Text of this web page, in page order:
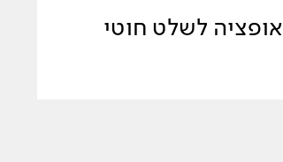
אופציה לשלט חוטי